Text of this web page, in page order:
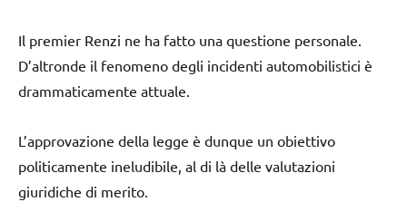
Il premier Renzi ne ha fatto una questione personale.
D’altronde il fenomeno degli incidenti automobilistici è
drammaticamente attuale.
L’approvazione della legge è dunque un obiettivo
politicamente ineludibile, al di là delle valutazioni
giuridiche di merito.